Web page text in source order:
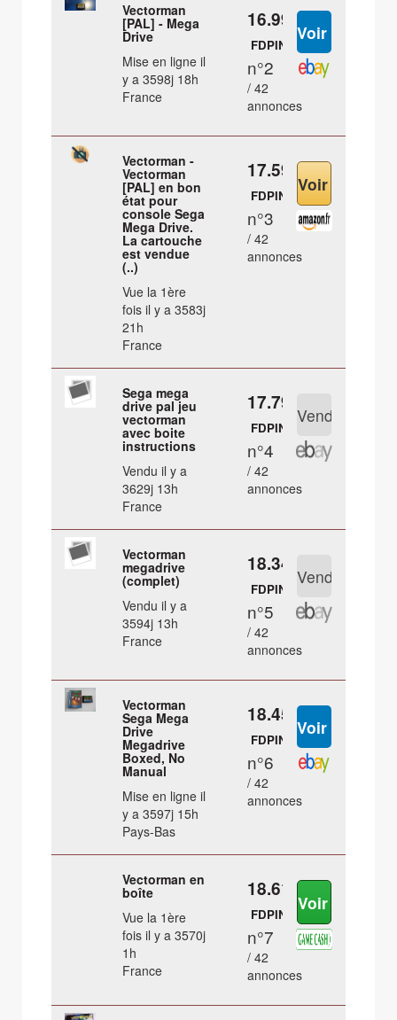
Vectorman
[PAL] - Mega
Drive
Mise en ligne il
y a 3598j 18h
France
16.99 €
FDPIN
n°2
/ 42
annonces
Vectorman -
Vectorman
[PAL] en bon
état pour
console Sega
Mega Drive.
La cartouche
est vendue
(..)
Vue la 1ère
fois il y a 3583j
21h
France
17.59 €
FDPIN
n°3
/ 42
annonces
Sega mega
drive pal jeu
vectorman
avec boite
instructions
Vendu il y a
3629j 13h
France
17.79 €
FDPIN
n°4
/ 42
annonces
Vectorman
megadrive
(complet)
Vendu il y a
3594j 13h
France
18.34 €
FDPIN
n°5
/ 42
annonces
Vectorman
Sega Mega
Drive
Megadrive
Boxed, No
Manual
Mise en ligne il
y a 3597j 15h
Pays-Bas
18.45 €
FDPIN
n°6
/ 42
annonces
Vectorman en
boîte
Vue la 1ère
fois il y a 3570j
1h
France
18.61 €
FDPIN
n°7
/ 42
annonces